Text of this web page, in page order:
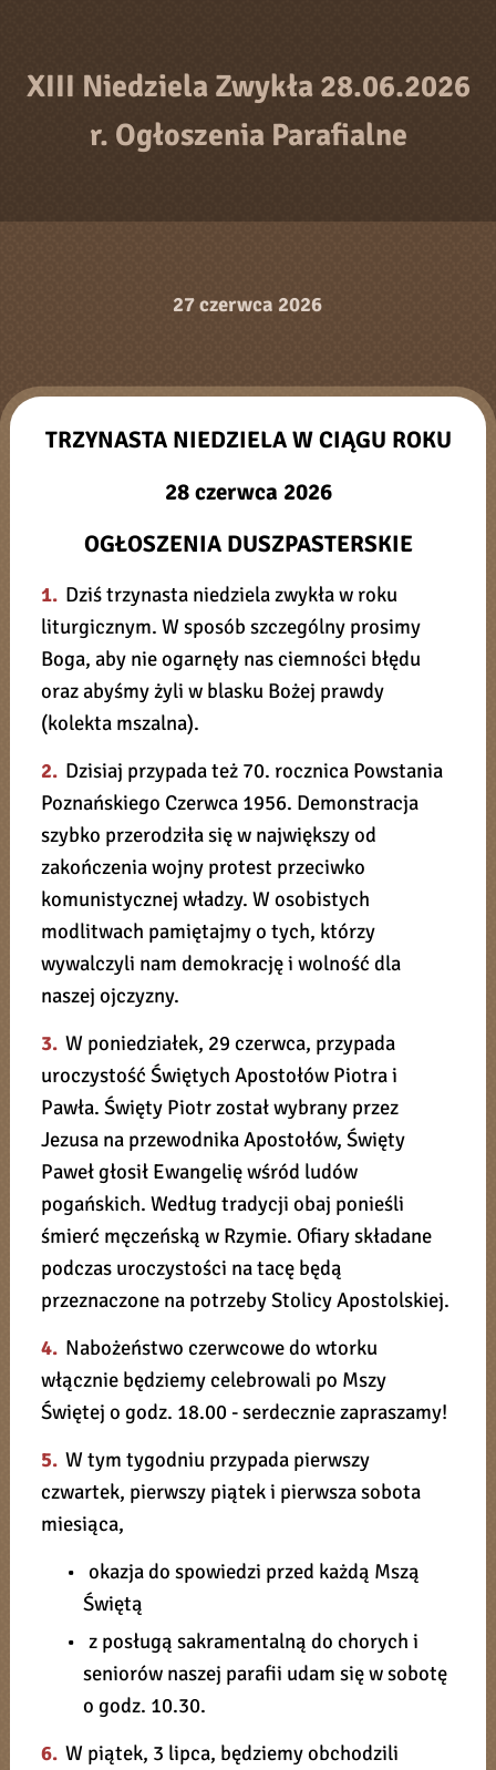
XIII Niedziela Zwykła 28.06.2026
r. Ogłoszenia Parafialne
27 czerwca 2026
TRZYNASTA NIEDZIELA W CIĄGU ROKU
28 czerwca 2026
OGŁOSZENIA DUSZPASTERSKIE
1. Dziś trzynasta niedziela zwykła w roku
liturgicznym. W sposób szczególny prosimy
Boga, aby nie ogarnęły nas ciemności błędu
oraz abyśmy żyli w blasku Bożej prawdy
(kolekta mszalna).
2. Dzisiaj przypada też 70. rocznica Powstania
Poznańskiego Czerwca 1956. Demonstracja
szybko przerodziła się w największy od
zakończenia wojny protest przeciwko
komunistycznej władzy. W osobistych
modlitwach pamiętajmy o tych, którzy
wywalczyli nam demokrację i wolność dla
naszej ojczyzny.
3. W poniedziałek, 29 czerwca, przypada
uroczystość Świętych Apostołów Piotra i
Pawła. Święty Piotr został wybrany przez
Jezusa na przewodnika Apostołów, Święty
Paweł głosił Ewangelię wśród ludów
pogańskich. Według tradycji obaj ponieśli
śmierć męczeńską w Rzymie. Ofiary składane
podczas uroczystości na tacę będą
przeznaczone na potrzeby Stolicy Apostolskiej.
4. Nabożeństwo czerwcowe do wtorku
włącznie będziemy celebrowali po Mszy
Świętej o godz. 18.00 - serdecznie zapraszamy!
5. W tym tygodniu przypada pierwszy
czwartek, pierwszy piątek i pierwsza sobota
miesiąca,
• okazja do spowiedzi przed każdą Mszą
Świętą
• z posługą sakramentalną do chorych i
seniorów naszej parafii udam się w sobotę
o godz. 10.30.
6. W piątek, 3 lipca, będziemy obchodzili